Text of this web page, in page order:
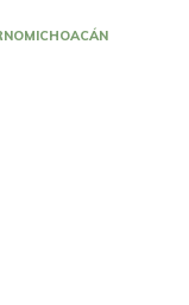
MICHOACÁN